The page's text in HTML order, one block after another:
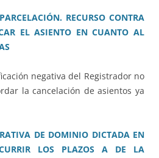
RECURSO CONTRA
EL ASIENTO EN CUANTO AL
negativa del Registrador no
la cancelación de asientos ya
DE DOMINIO DICTADA EN
LOS PLAZOS A DE LA